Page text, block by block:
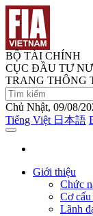
BỘ TÀI CHÍNH
CỤC ĐẦU TƯ
TRANG THÔNG
Chủ Nhật, 09/08/
Tiếng Việt 日本語
Giới thiệu
Chức
Cơ
Lãnh